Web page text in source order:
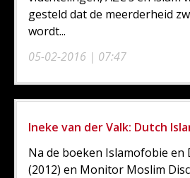
05-02-2016 | 07:47
gesteld dat de meerderheid
wordt...
Ineke van der Valk: Dutch
Na de boeken Islamofobie en
(2012) en Monitor Moslim